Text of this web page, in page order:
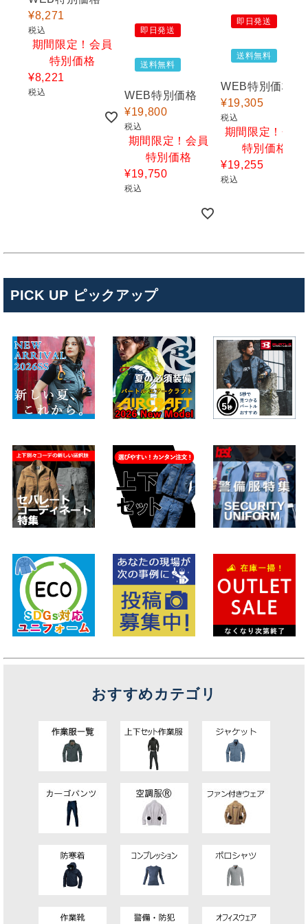
¥8,271
税込
期間限定！会員
特別価格
¥8,221
税込
即日発送
送料無料
WEB特別価格
¥19,800
税込
期間限定！会員
特別価格
¥19,750
税込
即日発送
送料無料
WEB特別価格
¥19,305
税込
期間限定！会員
特別価格
¥19,255
税込
PICK UP ピックアップ
おすすめカテゴリ